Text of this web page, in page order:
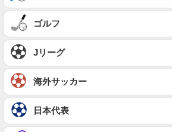
ゴルフ
Jリーグ
海外サッカー
日本代表